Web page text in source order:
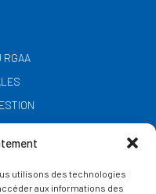
utilisons des technologies
aux informations des
RGAA